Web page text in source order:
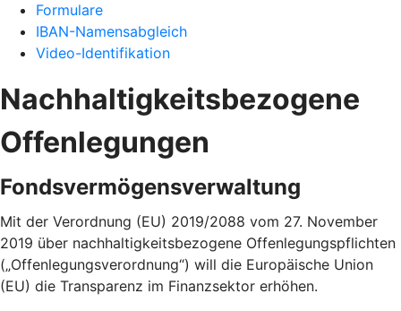
Formulare
IBAN-Namensabgleich
Video-Identifikation
Nachhaltigkeitsbezogene
Offenlegungen
Fondsvermögensverwaltung
Mit der Verordnung (EU) 2019/2088 vom 27. November
2019 über nachhaltigkeitsbezogene Offenlegungspflichten
(„Offenlegungsverordnung“) will die Europäische Union
(EU) die Transparenz im Finanzsektor erhöhen.